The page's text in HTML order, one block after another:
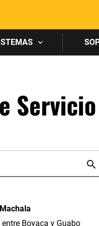
Servicio
Boyaca y Guabo